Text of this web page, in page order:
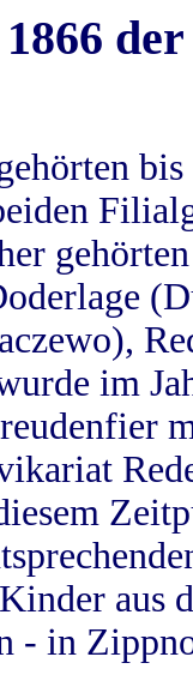
im
aus
- in